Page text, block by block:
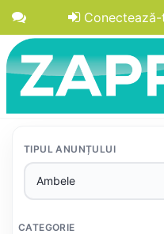
TIPUL ANUNȚULUI
CATEGORIE